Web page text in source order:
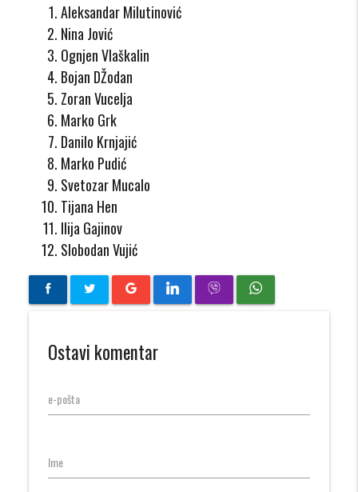
Aleksandar Milutinović
Nina Jović
Ognjen Vlaškalin
Bojan DŽodan
Zoran Vucelja
Marko Grk
Danilo Krnjajić
Marko Pudić
Svetozar Mucalo
Tijana Hen
Ilija Gajinov
Slobodan Vujić
Ostavi komentar
e-pošta
Ime